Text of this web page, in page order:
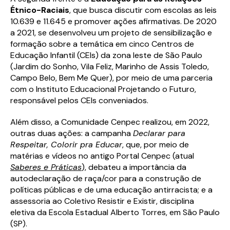
Étnico-Raciais, que busca discutir com escolas as leis
10.639 e 11.645 e promover ações afirmativas. De 2020
a 2021, se desenvolveu um projeto de sensibilização e
formação sobre a temática em cinco Centros de
Educação Infantil (CEIs) da zona leste de São Paulo
(Jardim do Sonho, Vila Feliz, Marinho de Assis Toledo,
Campo Belo, Bem Me Quer), por meio de uma parceria
com o Instituto Educacional Projetando o Futuro,
responsável pelos CEIs conveniados.
Além disso, a Comunidade Cenpec realizou, em 2022,
outras duas ações: a campanhaDeclarar para
Respeitar, Colorir pra Educar, que, por meio de
matérias e vídeos no antigo Portal Cenpec (atual
Saberes e Práticas), debateu a importância da
autodeclaração de raça/cor para a construção de
políticas públicas e de uma educação antirracista; e a
assessoria ao Coletivo Resistir e Existir, disciplina
eletiva da Escola Estadual Alberto Torres, em São Paulo
(SP).